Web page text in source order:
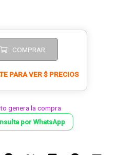
COMPRAR
PARA VER $ PRECIOS
genera la compra
por WhatsApp